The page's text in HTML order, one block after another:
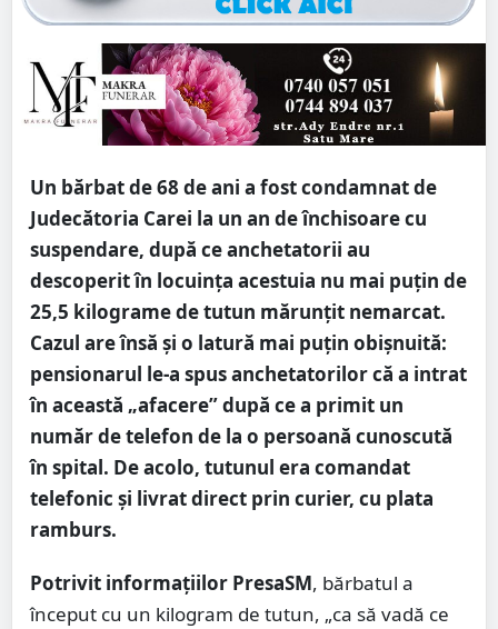
Un bărbat de 68 de ani a fost condamnat de
Judecătoria Carei la un an de închisoare cu
suspendare, după ce anchetatorii au
descoperit în locuința acestuia nu mai puțin de
25,5 kilograme de tutun mărunțit nemarcat.
Cazul are însă și o latură mai puțin obișnuită:
pensionarul le-a spus anchetatorilor că a intrat
în această „afacere” după ce a primit un
număr de telefon de la o persoană cunoscută
în spital. De acolo, tutunul era comandat
telefonic și livrat direct prin curier, cu plata
ramburs.
Potrivit informațiilor PresaSM, bărbatul a
început cu un kilogram de tutun, „ca să vadă ce